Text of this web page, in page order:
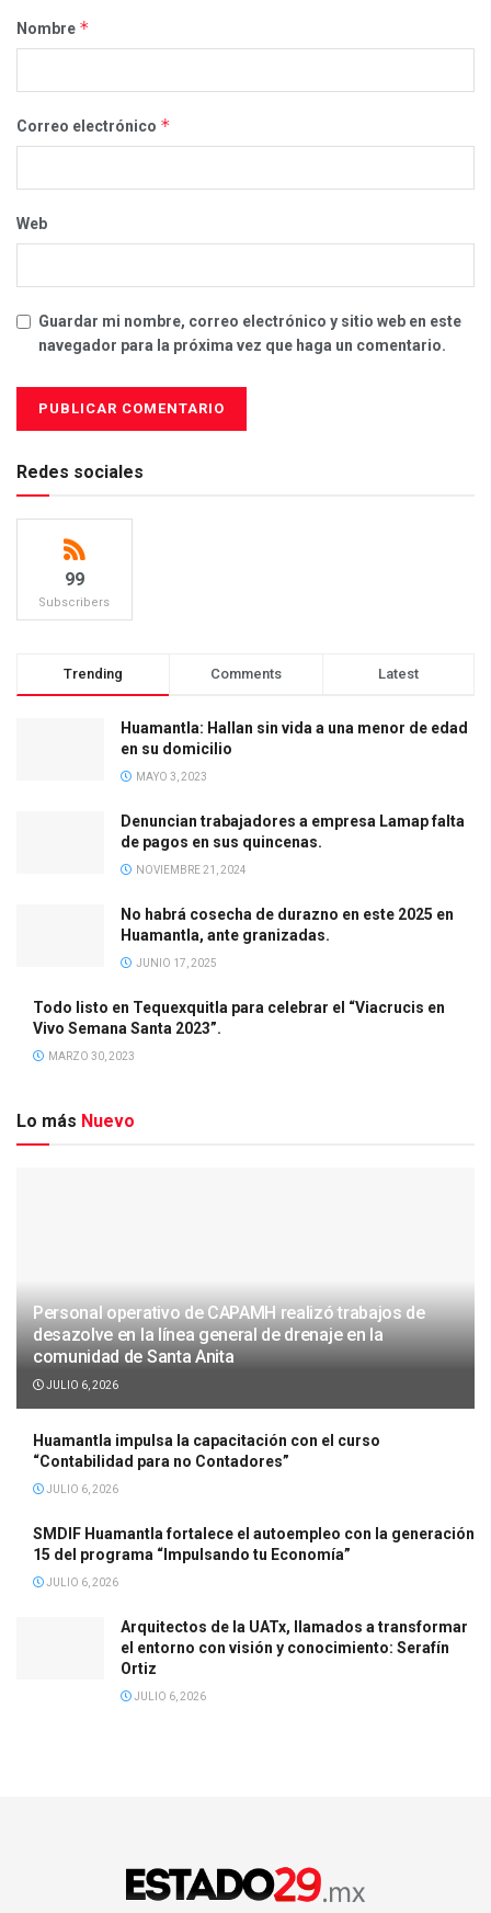
Nombre *
Correo electrónico *
Web
Guardar mi nombre, correo electrónico y sitio web en este
navegador para la próxima vez que haga un comentario.
Redes sociales
99
Subscribers
Trending Comments Latest
Huamantla: Hallan sin vida a una menor de edad
en su domicilio
MAYO 3, 2023
Denuncian trabajadores a empresa Lamap falta
de pagos en sus quincenas.
NOVIEMBRE 21, 2024
No habrá cosecha de durazno en este 2025 en
Huamantla, ante granizadas.
JUNIO 17, 2025
Todo listo en Tequexquitla para celebrar el “Viacrucis en
Vivo Semana Santa 2023”.
MARZO 30, 2023
Lo más Nuevo
Personal operativo de CAPAMH realizó trabajos de
desazolve en la línea general de drenaje en la
comunidad de Santa Anita
JULIO 6, 2026
Huamantla impulsa la capacitación con el curso
“Contabilidad para no Contadores”
JULIO 6, 2026
SMDIF Huamantla fortalece el autoempleo con la generación
15 del programa “Impulsando tu Economía”
JULIO 6, 2026
Arquitectos de la UATx, llamados a transformar
el entorno con visión y conocimiento: Serafín
Ortiz
JULIO 6, 2026